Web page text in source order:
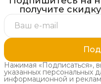
получите
Нажимая «Подписаться»,
указанных персональных
информационной и